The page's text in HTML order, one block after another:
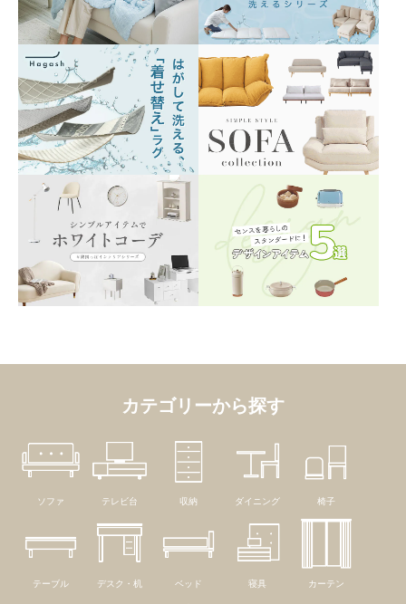
カテゴリーから探す
ソファ テレビ台 収納 ダイニング 椅子
テーブル デスク・机 ベッド 寝具 カーテン